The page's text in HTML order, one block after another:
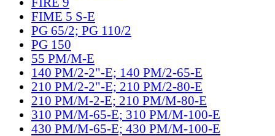
FIME 5 S-E
PG 65/2; PG 110/2
PG 150
55 PM/M-E
140 PM/2-2"-E; 140 PM/2-65-E
210 PM/2-2"-E; 210 PM/2-80-E
210 PM/M-2-E; 210 PM/M-80-E
310 PM/M-65-E; 310 PM/M-100-E
430 PM/M-65-E; 430 PM/M-100-E